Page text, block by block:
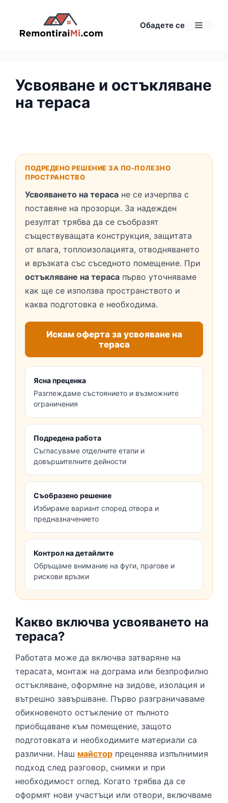
съдържанието
Обадете се Меню
Усвояване и остъкляване
на тераса
ПОДРЕДЕНО РЕШЕНИЕ ЗА ПО-ПОЛЕЗНО
ПРОСТРАНСТВО
Усвояването на тераса не се изчерпва с
поставяне на прозорци. За надежден
резултат трябва да се съобразят
съществуващата конструкция, защитата
от влага, топлоизолацията, отводняването
и връзката със съседното помещение. При
остъкляване на тераса първо уточняваме
как ще се използва пространството и
каква подготовка е необходима.
Искам оферта за усвояване на
тераса
Ясна преценка
Разглеждаме състоянието и възможните
ограничения
Подредена работа
Съгласуваме отделните етапи и
довършителните дейности
Съобразено решение
Избираме вариант според отвора и
предназначението
Контрол на детайлите
Обръщаме внимание на фуги, прагове и
рискови връзки
Какво включва усвояването на
тераса?
Работата може да включва затваряне на
терасата, монтаж на дограма или безпрофилно
остъкляване, оформяне на зидове, изолация и
вътрешно завършване. Първо разграничаваме
обикновеното остъкление от пълното
приобщаване към помещение, защото
подготовката и необходимите материали са
различни. Наш майстор преценява изпълнимия
подход след разговор, снимки и при
необходимост оглед. Когато трябва да се
оформят нови участъци или отвори, включваме